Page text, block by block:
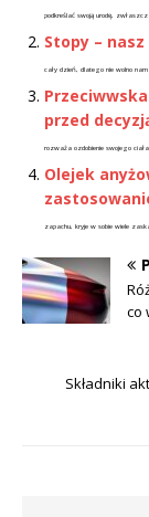
podkreślać swoją urodę,
Stopy –
cały dzień, dlatego nie wolno nam
przed
rozważa ozdobienie swojego
Olejek
zapachu, kryje w sobie wiele
co
Składniki